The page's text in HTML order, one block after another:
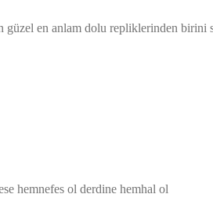
güzel en anlam dolu repliklerinden birini
hemnefes ol derdine hemhal ol